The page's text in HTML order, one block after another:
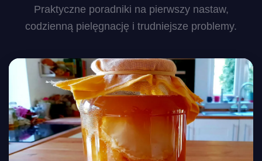
Praktyczne poradniki na pierwszy nastaw,
codzienną pielęgnację i trudniejsze problemy.